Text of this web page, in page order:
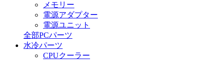
メモリー
電源アダプター
電源ユニット
全部PCパーツ
水冷パーツ
CPUクーラー